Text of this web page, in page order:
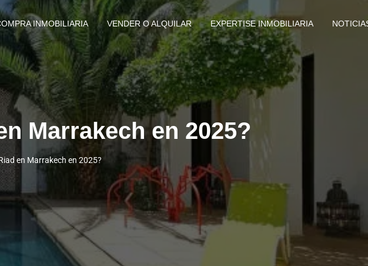
INMOBILIARIA VENDER O ALQUILAR EXPERTISE INMOBILIARIA
Marrakech en 2025?
en Marrakech en 2025?